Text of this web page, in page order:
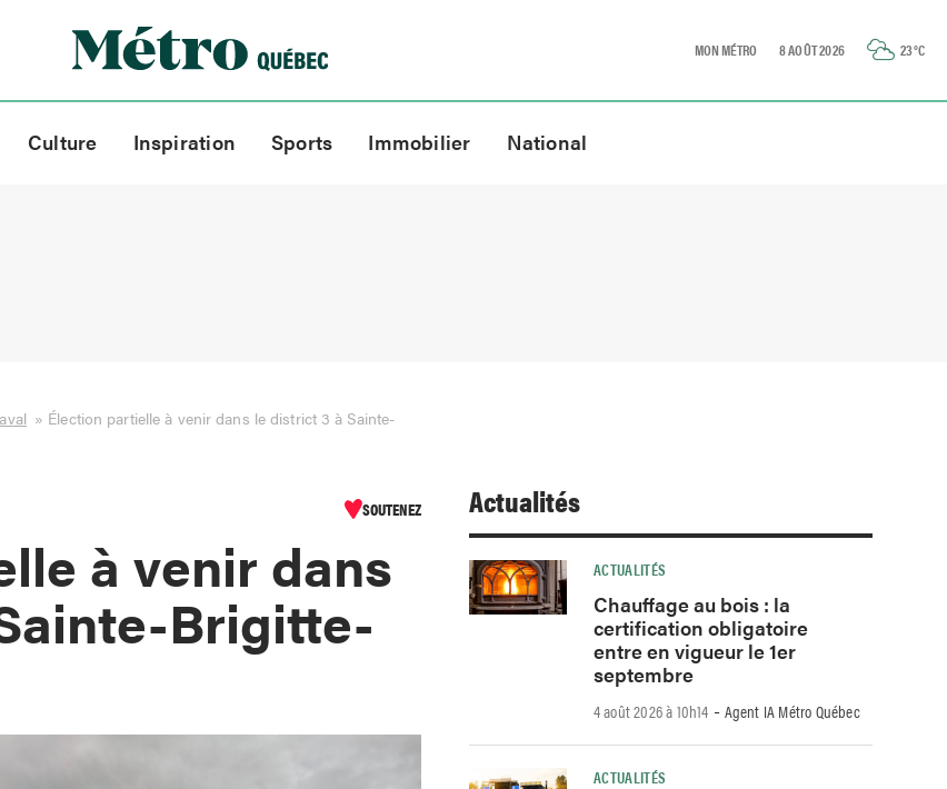
MON MÉTRO 8 AOÛT 2026 23°C
Culture Inspiration Sports Immobilier National
» Élection partielle à venir dans le district 3 à Sainte-
SOUTENEZ
à venir dans
Brigitte-
Actualités
ACTUALITÉS
Chauffage au bois : la
certification obligatoire
entre en vigueur le 1er
septembre
4 août 2026 à 10h14 -Agent IA Métro Québec
ACTUALITÉS